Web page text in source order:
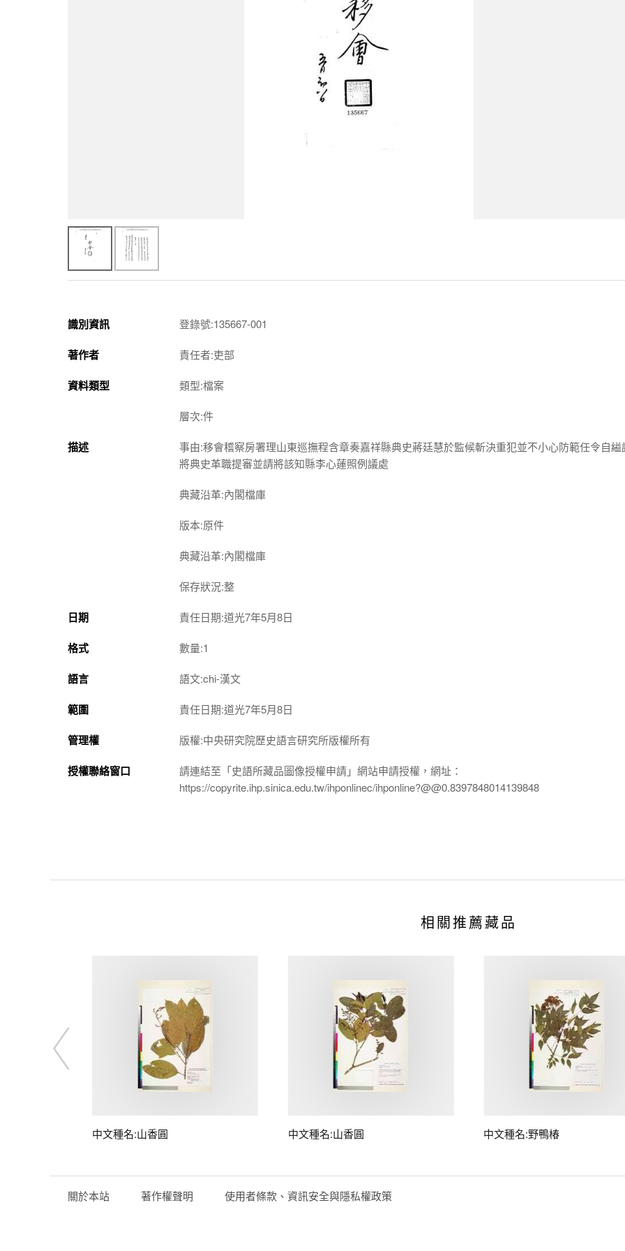
識別資訊 登錄號:135667-001
著作者 責任者:吏部
資料類型 類型:檔案
層次:件
描述
事由:移會稽察房署理山東巡撫程含章奏嘉祥縣典史蔣廷慧於監候斬決重犯並不小心防範任令自縊
將典史革職提審並請將該知縣李心蓮照例議處
典藏沿革:內閣檔庫
版本:原件
典藏沿革:內閣檔庫
保存狀況:整
日期 責任日期:道光7年5月8日
格式 數量:1
語言 語文:chi-漢文
範圍 責任日期:道光7年5月8日
管理權 版權:中央研究院歷史語言研究所版權所有
授權聯絡窗口
請連結至「史語所藏品圖像授權申請」網站申請授權，網址：
https://copyrite.ihp.sinica.edu.tw/ihponlinec/ihponline?@@0.8397848014139848
相關推薦藏品
中文種名:山香圓 中文種名:山香圓 中文種名:野鴨椿
關於本站 著作權聲明 使用者條款、資訊安全與隱私權政策